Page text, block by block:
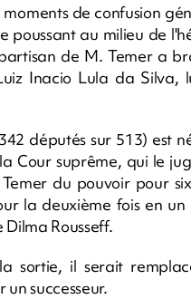
de confusion
poussant au milieu de
de M. Temer a
Inacio Lula da Silva,
députés sur 513) est
Cour suprême, qui le
du pouvoir pour
la deuxième fois en un
Rousseff.
sortie, il serait
successeur.